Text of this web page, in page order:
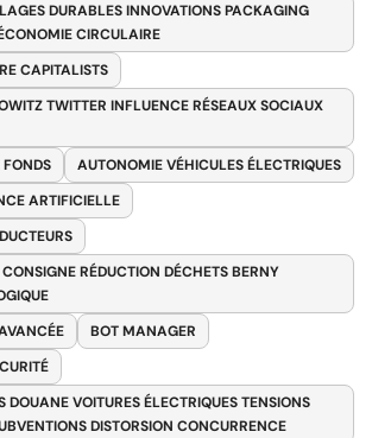
DURABLES INNOVATIONS PACKAGING
CIRCULAIRE
CAPITALISTS
TWITTER INFLUENCE RÉSEAUX SOCIAUX
AUTONOMIE VÉHICULES ÉLECTRIQUES
ARTIFICIELLE
RÉDUCTION DÉCHETS BERNY
BOT MANAGER
DOUANE VOITURES ÉLECTRIQUES TENSIONS
DISTORSION CONCURRENCE